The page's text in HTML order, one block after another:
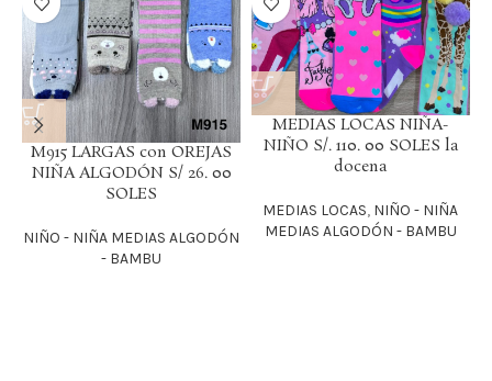
M915 LARGAS con OREJAS
NIÑA ALGODÓN S/ 26. 00
SOLES
NIÑO - NIÑA MEDIAS ALGODÓN
- BAMBU
MEDIAS LOCAS NIÑA-
NIÑO S/. 110. 00 SOLES la
docena
MEDIAS LOCAS, NIÑO - NIÑA
MEDIAS ALGODÓN - BAMBU